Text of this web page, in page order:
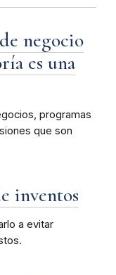
negocio
es una
programas
que son
inventos
a evitar